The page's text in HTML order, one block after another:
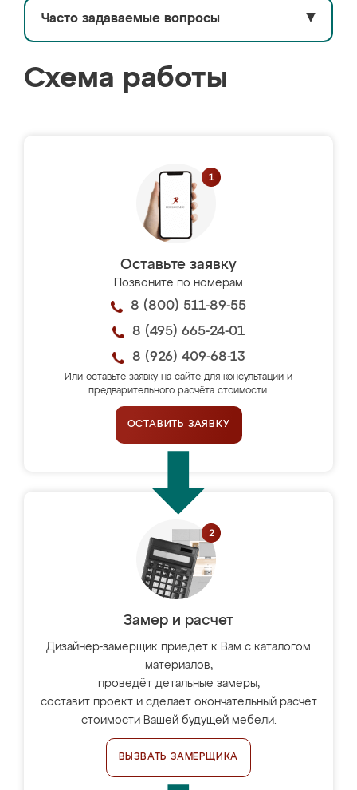
Часто задаваемые вопросы ▼
Схема работы
Оставьте заявку
Позвоните по номерам
8 (800) 511-89-55
8 (495) 665-24-01
8 (926) 409-68-13
Или оставьте заявку на сайте для консультации и
предварительного расчёта стоимости.
ОСТАВИТЬ ЗАЯВКУ
Замер и расчет
Дизайнер-замерщик приедет к Вам с каталогом
материалов,
проведёт детальные замеры,
составит проект и сделает окончательный расчёт
стоимости Вашей будущей мебели.
ВЫЗВАТЬ ЗАМЕРЩИКА